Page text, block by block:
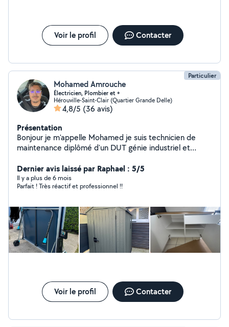
Voir le profil Contacter
Particulier
Mohamed Amrouche
Électricien, Plombier et +
Hérouville-Saint-Clair (Quartier Grande Delle)
4,8/5 (36 avis)
Présentation
Bonjour je m'appelle Mohamed je suis technicien de
maintenance diplômé d'un DUT génie industriel et
que particulier bricoleur multi-technique spécialisée en
électricité (dépannage, création, rénovation aux normes
en vigueur etc), en passant par la plomberie
équipement sanitaire ou robinetterie, joints mastique
sanitaires etc) et enfin jusqu'au montage de meuble,
support TV, petit travaux etc. Je serais vous aidez dans
pas mal de domaine en tant que technicien de
maintenance j'ai une méthode de travail bien à moi.
Dernier avis laissé par Raphael : 5/5
Il y a plus de 6 mois
Parfait ! Très réactif et professionnel !!
Voir le profil Contacter